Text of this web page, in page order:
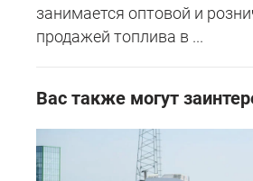
занимается оптовой и
продажей топлива в ...
Вас также могут